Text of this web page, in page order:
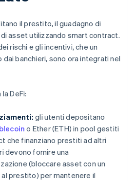
il prestito, il guadagno di
asset utilizzando smart contract.
rischi e gli incentivi, che un
banchieri, sono ora integrati nel
DeFi:
gli utenti depositano
o Ether (ETH) in pool gestiti
che finanziano prestiti ad altri
devono fornire una
(bloccare asset con un
prestito) per mantenere il